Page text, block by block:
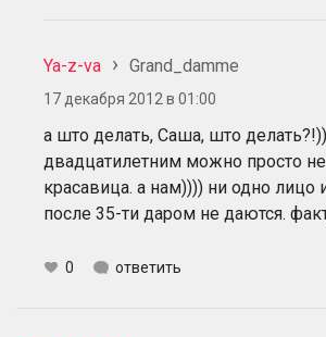
Ya-z-va Grand_damme
17 декабря 2012 в 01:00
а што делать, Саша, што
двадцатилетним можно просто
красавица. а нам)))) ни одно лицо
после 35-ти даром не даются.
0 ответить